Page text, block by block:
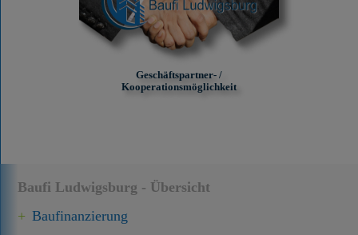
Baufi Ludwigsburg - Übersicht
Baufinanzierung
Geschäftspartner- /
Kooperationsmöglichkeit